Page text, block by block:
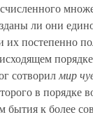
ли они
их постепенно
сотворил мир
в порядке
бытия к более